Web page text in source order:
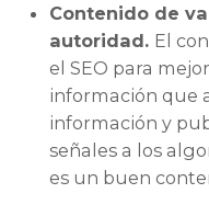
Contenido de
autoridad. El
el SEO para
información que
información y
señales a los
es un buen